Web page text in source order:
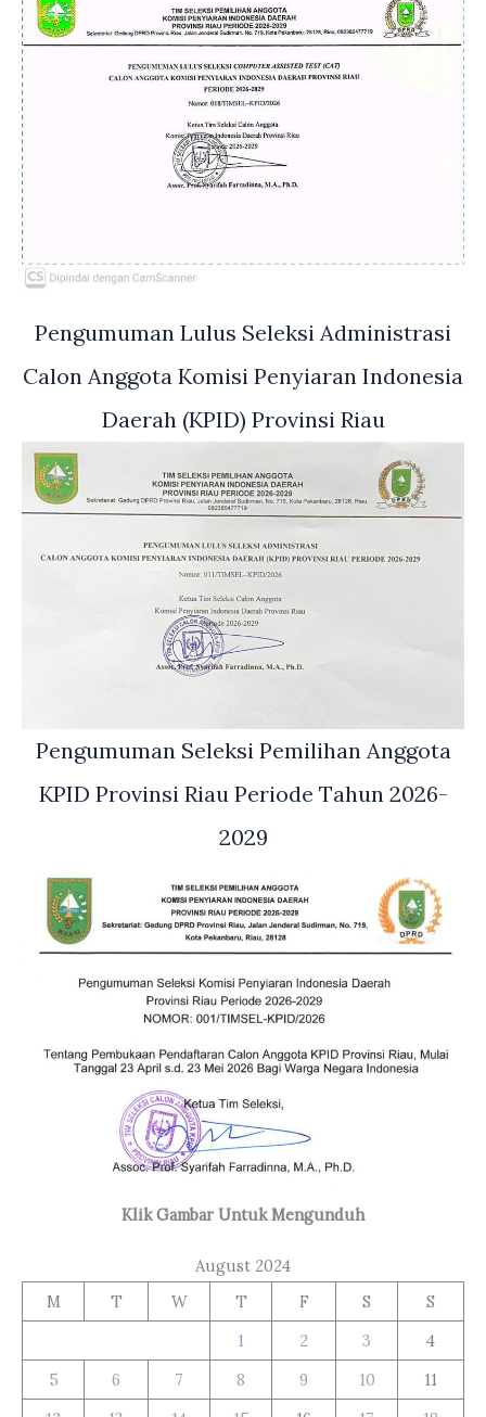
Pengumuman Lulus Seleksi Administrasi
Calon Anggota Komisi Penyiaran Indonesia
Daerah (KPID) Provinsi Riau
Pengumuman Seleksi Pemilihan Anggota
KPID Provinsi Riau Periode Tahun 2026-
2029
Klik Gambar Untuk Mengunduh
August 2024
M
T W T F S
S
1
2 3
4
5
6 7 8 9 10
11